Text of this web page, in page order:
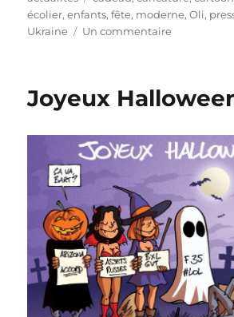
écolier,enfants,fête, moderne,Oli,
Ukraine
Un commentairesur
Nicolas
Joyeux